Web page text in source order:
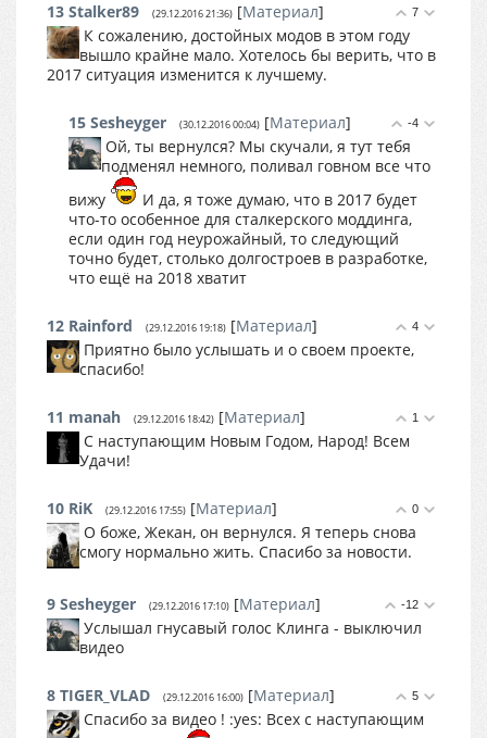
7
13 Stalker89 (29.12.2016 21:36) [Материал]
К сожалению, достойных модов в этом году
вышло крайне мало. Хотелось бы верить, что в
2017 ситуация изменится к лучшему.
-4
15 Sesheyger (30.12.2016 00:04) [Материал]
Ой, ты вернулся? Мы скучали, я тут тебя
подменял немного, поливал говном все что
вижу
И да, я тоже думаю, что в 2017 будет
что-то особенное для сталкерского моддинга,
если один год неурожайный, то следующий
точно будет, столько долгостроев в разработке,
что ещё на 2018 хватит
4
12 Rainford (29.12.2016 19:18) [Материал]
Приятно было услышать и о своем проекте,
спасибо!
1
11 manah (29.12.2016 18:42) [Материал]
С наступающим Новым Годом, Народ! Всем
Удачи!
0
10 RiK (29.12.2016 17:55) [Материал]
О боже, Жекан, он вернулся. Я теперь снова
смогу нормально жить. Спасибо за новости.
-12
9 Sesheyger (29.12.2016 17:10) [Материал]
Услышал гнусавый голос Клинга - выключил
видео
5
8 TIGER_VLAD (29.12.2016 16:00) [Материал]
Спасибо за видео ! :yes: Всех с наступающим